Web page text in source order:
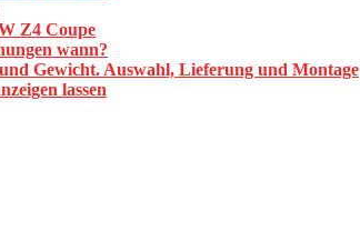
Z4 Coupe
wann?
Gewicht. Auswahl, Lieferung und Montage
lassen